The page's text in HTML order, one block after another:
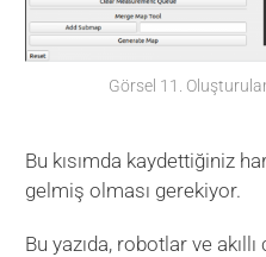
Görsel 11.
Bu kısımda kaydettiğiniz
gelmiş olması gerekiyor.
Bu yazıda, robotlar ve